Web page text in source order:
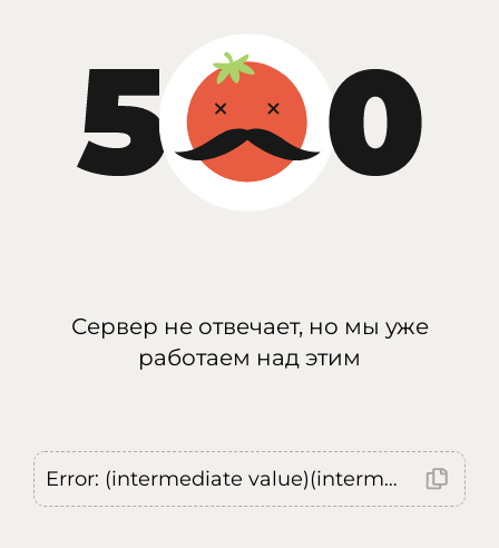
Сервер не отвечает, но мы уже
работаем над этим
Error: (intermediate value)(intermediate value)(intermediate value).replaceAll is not a function